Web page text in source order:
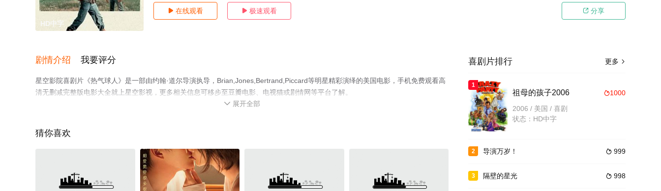
HD中字
 在线观看  极速观看  分享
剧情介绍 我要评分
星空影院喜剧片《热气球人》是一部由约翰·道尔导演执导，Brian,Jones,Bertrand,Piccard等明星精彩演绎的美国电影，手机免费观看高
清无删减完整版电影大全就上星空影视，更多相关信息可移步至豆瓣电影、电视猫或剧情网等平台了解。
 展开全部
猜你喜欢
更多 
喜剧片排行
1
1000
祖母的孩子2006
2006 / 美国 / 喜剧
状态：HD中字
2  999
导演万岁！
3  998
隔壁的星光